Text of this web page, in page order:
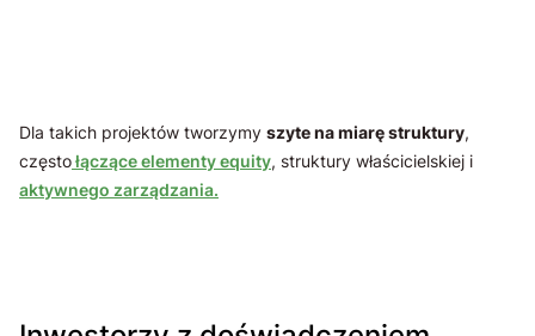
Dla takich projektów tworzymy szyte na miarę struktury,
częstołączące elementy equity, struktury właścicielskiej i
aktywnego zarządzania.